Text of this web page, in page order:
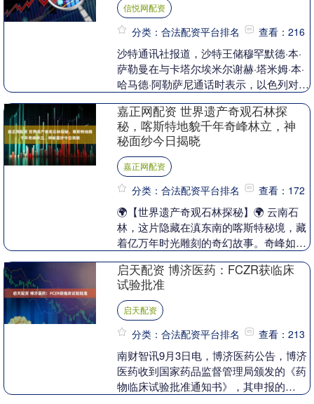
信悦网配资
分类：合法配资平台排名 查看：216
沙特通讯社报道，沙特王储穆罕默德·本·
萨勒曼在与卡塔尔埃米尔谢赫·塔米姆·本·
哈马德·阿勒萨尼通话时表示，以色列对多
法。....
嘉正网配资 世界遗产奇观石林探
秘，喀斯特地貌千年奇峰林立，神
秘面纱今日揭晓
嘉正网配资
分类：合法配资平台排名 查看：172
🌍【世界遗产奇观石林探秘】🌍 云南石
林，这片隐藏在滇东南的喀斯特秘境，藏
着亿万年时光雕刻的奇幻故事。奇峰如
纹，更是彝族撒尼人世....
启天配资 博济医药：FCZR获临床
试验批准
启天配资
分类：合法配资平台排名 查看：213
南财智讯9月3日电，博济医药公告，博济
医药收到国家药品监督管理局颁发的《药
物临床试验批准通知书》，其申报的